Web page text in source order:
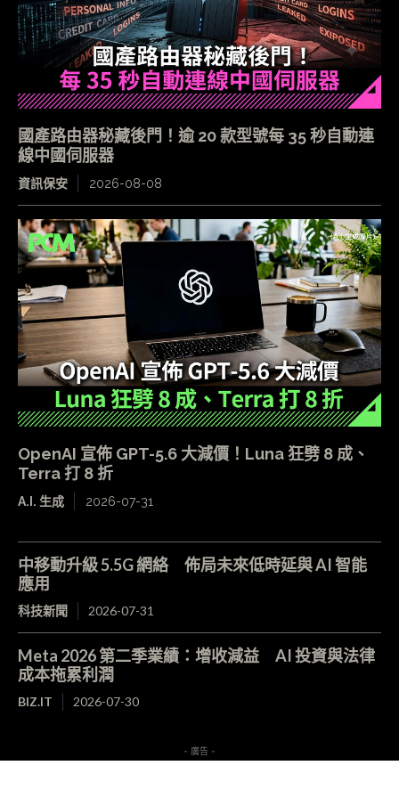
國產路由器秘藏後門！逾 20 款型號每 35 秒自動連
線中國伺服器
資訊保安 2026-08-08
OpenAI 宣佈 GPT-5.6 大減價！Luna 狂劈 8 成、
Terra 打 8 折
A.I. 生成 2026-07-31
中移動升級 5.5G 網絡 佈局未來低時延與 AI 智能
應用
科技新聞 2026-07-31
Meta 2026 第二季業績：增收減益 AI 投資與法律
成本拖累利潤
BIZ.IT 2026-07-30
- 廣告 -